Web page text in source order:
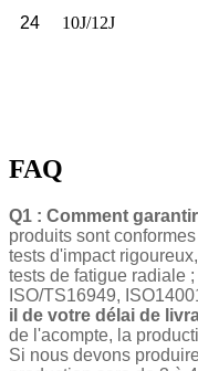
24
10J/12J
FAQ
Q1 : Comment
produits sont
tests d'impact
tests de fatigue radiale
ISO/TS16949,
il de votre délai de
de l'acompte, la
Si nous devons